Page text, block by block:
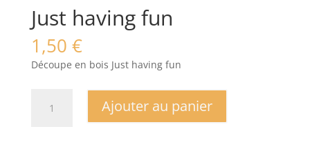
Just having fun
1,50 €
Découpe en bois Just having fun
Ajouter au panier